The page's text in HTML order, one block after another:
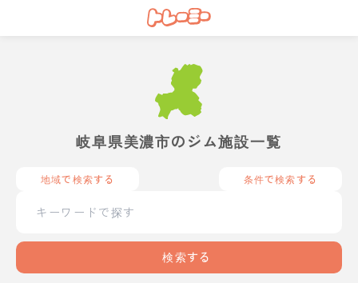
岐阜県美濃市のジム施設一覧
地域で検索する 条件で検索する
検索する